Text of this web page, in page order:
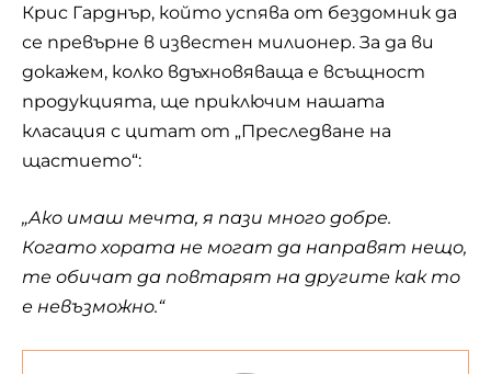
Крис Гарднър, който успява от бездомник да
се превърне в известен милионер. За да ви
докажем, колко вдъхновяваща е всъщност
продукцията, ще приключим нашата
класация с цитат от „Преследване на
щастието“:
„Ако имаш мечта, я пази много добре.
Когато хората не могат да направят нещо,
те обичат да повтарят на другите как то
е невъзможно.“